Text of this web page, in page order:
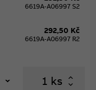
6619A-A06997 S2
292,50 Kč
6619A-A06997 R2
ks